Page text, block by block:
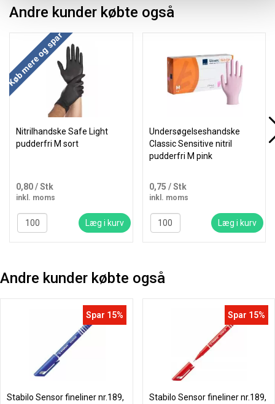
Andre kunder købte også
Køb mere og spar
Nitrilhandske Safe Light
pudderfri M sort
0,80/ Stk
inkl. moms
Læg i kurv
Undersøgelseshandske
Classic Sensitive nitril
pudderfri M pink
0,75 / Stk
inkl. moms
Læg i kurv
Andre kunder købte også
Spar 15%
Stabilo Sensor fineliner nr.189,
Spar 15%
Stabilo Sensor fineliner nr.189,